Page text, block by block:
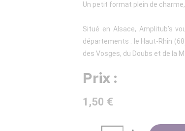
Un petit format plein de
Situé en Alsace, Amplitub’s
départements : le Haut-Rhin
des Vosges, du Doubs et de la
Prix :
1,50 €